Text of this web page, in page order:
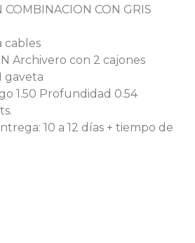
COMBINACION CON GRIS
cables
Archivero con 2 cajones
gaveta
1.50 Profundidad 0.54
10 a 12 días + tiempo de